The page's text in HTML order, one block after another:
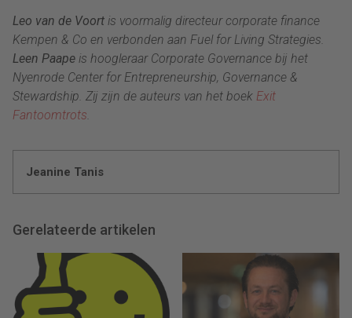
Leo van de Voort is voormalig directeur corporate finance
Kempen & Co en verbonden aan Fuel for Living Strategies.
Leen Paape is hoogleraar Corporate Governance bij het
Nyenrode Center for Entrepreneurship, Governance &
Stewardship. Zij zijn de auteurs van het boek Exit
Fantoomtrots.
Jeanine Tanis
Gerelateerde artikelen